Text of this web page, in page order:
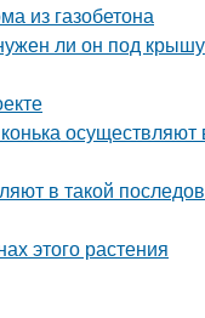
из газобетона
ли он под крышу
осуществляют
в такой
этого растения